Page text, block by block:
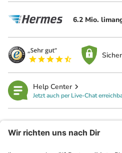
6.2 Mio.
Help Center
Jetzt auch per Live-Chat